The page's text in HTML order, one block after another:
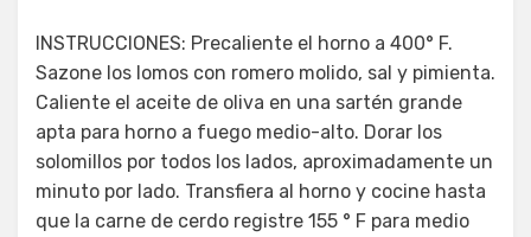
INSTRUCCIONES: Precaliente el horno a 400° F.
Sazone los lomos con romero molido, sal y pimienta.
Caliente el aceite de oliva en una sartén grande
apta para horno a fuego medio-alto. Dorar los
solomillos por todos los lados, aproximadamente un
minuto por lado. Transfiera al horno y cocine hasta
que la carne de cerdo registre 155 ° F para medio